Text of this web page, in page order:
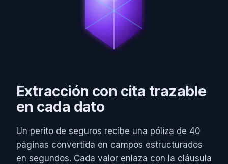
Extracción con cita trazable
en cada dato
Un perito de seguros recibe una póliza de 40
páginas convertida en campos estructurados
en segundos. Cada valor enlaza con la cláusula